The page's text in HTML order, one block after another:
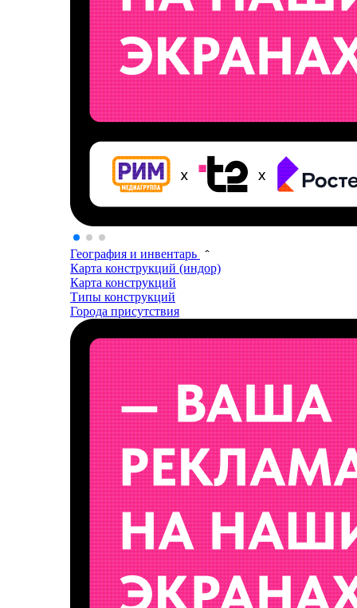
География и инвентарь
Карта конструкций (индор)
Карта конструкций
Типы конструкций
Города присутствия